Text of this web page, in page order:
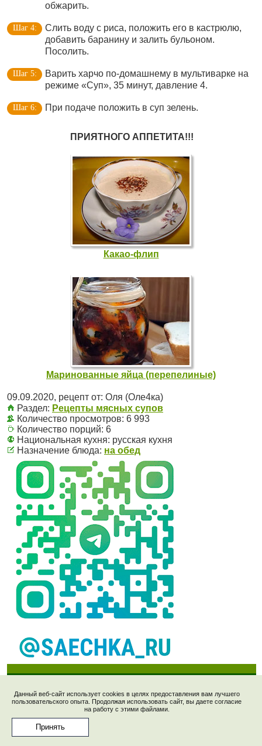
Данный веб-сайт использует cookies в целях предоставления вам лучшего
пользовательского опыта. Продолжая использовать сайт, вы даете согласие
на работу с этими файлами.
Принять
обжарить.
Слить воду с риса, положить его в кастрюлю,
добавить баранину и залить бульоном.
Посолить.
Варить харчо по-домашнему в мультиварке на
режиме «Суп», 35 минут, давление 4.
При подаче положить в суп зелень.
ПРИЯТНОГО АППЕТИТА!!!
Какао-флип
Маринованные яйца (перепелиные)
09.09.2020, рецепт от: Оля (Оле4ка)
Раздел: Рецепты мясных супов
Количество просмотров: 6 993
Количество порций: 6
Национальная кухня: русская кухня
Назначение блюда: на обед
Рецепты © 2006-2023, "Saechka.Ru". E-mail:
saechka@saechka.ru
Перепечатка материалов запрещена без ссылки на